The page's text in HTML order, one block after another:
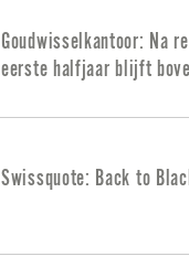
Goudwisselkantoor: Na
eerste halfjaar blijft
Swissquote: Back to